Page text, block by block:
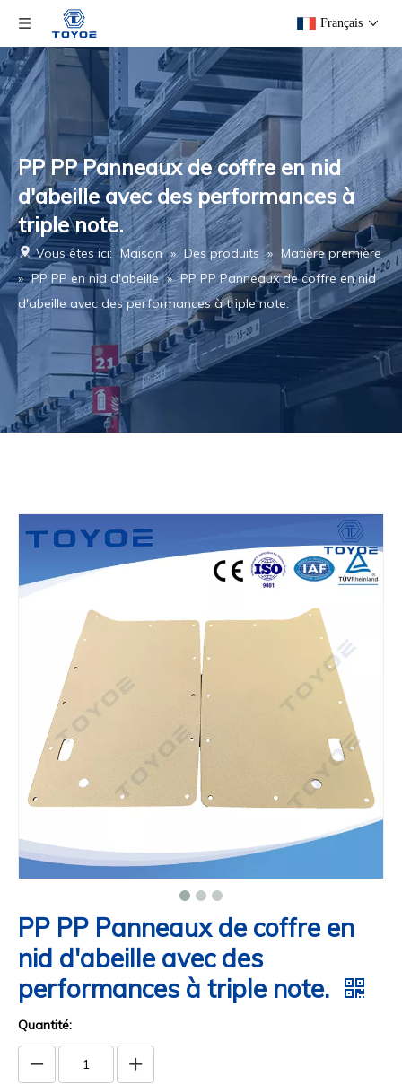
Français
PP PP Panneaux de coffre en nid
d'abeille avec des performances à
triple note.
Vous êtes ici: Maison » Des produits » Matière première
» PP PP en nid d'abeille » PP PP Panneaux de coffre en nid
d'abeille avec des performances à triple note.
PP PP Panneaux de coffre en
nid d'abeille avec des
performances à triple note.
Quantité: